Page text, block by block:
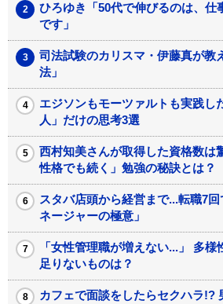
ひろゆき「50代で伸びるのは、仕
です」
司法試験のカリスマ・伊藤真が教
法」
エジソンもモーツァルトも実践し
人」だけの思考3選
西村知美さんが取得した資格数は
性格でも続く」勉強の秘訣とは？
スタバ店頭から経営まで...転職7
ネージャーの極意」
「女性管理職が増えない...」 多
足りないものは？
カフェで面談をしたらセクハラ!?